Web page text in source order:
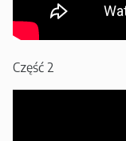
Część 2